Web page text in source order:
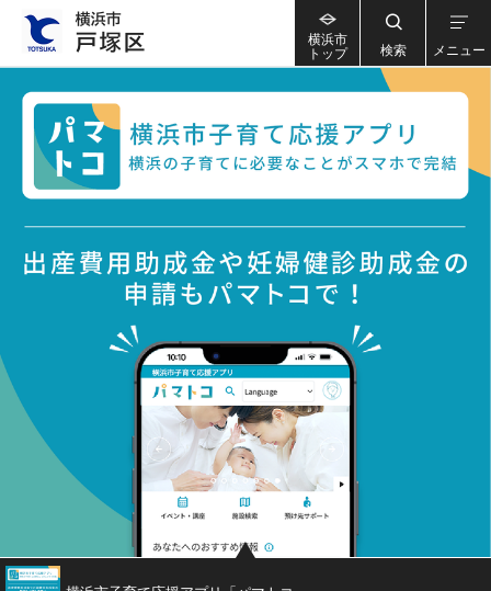
横浜市
トップ
検索 メニュー